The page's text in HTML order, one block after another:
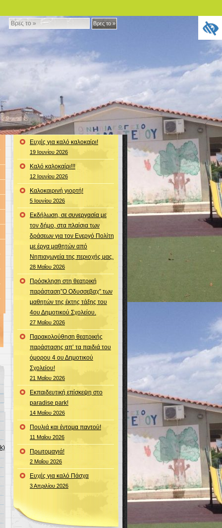
Βρες
Βρες το »
Ευχές για καλό καλοκαίρι!
19 Ιουνίου 2026
Καλό καλοκαίρι!!!
12 Ιουνίου 2026
Καλοκαιρινή γιορτή!
5 Ιουνίου 2026
Εκδήλωση, σε συνεργασία με
τον δήμο, στα πλαίσια των
δράσεων για τον Ενεργό Πολίτη
με έργα μαθητών από
Νηπιαγωγεία της περιοχής μας.
28 Μαΐου 2026
Πρόσκληση στη θεατρική
παράσταση”Ο Οδυσσεβαχ” των
μαθητών της έκτης τάξης του
4ου Δημοτικού Σχολείου.
27 Μαΐου 2026
Παρακολούθηση θεατρικής
παράστασης απ’ τα παιδιά του
όμορου 4 ου Δημοτικού
Σχολείου!
21 Μαΐου 2026
Εκπαιδευτική επίσκεψη στο
paradise park!
14 Μαΐου 2026
Πουλιά και έντομα παντού!
11 Μαΐου 2026
Πρωτομαγιά!
2 Μαΐου 2026
Ευχές για καλό Πάσχα
3 Απριλίου 2026